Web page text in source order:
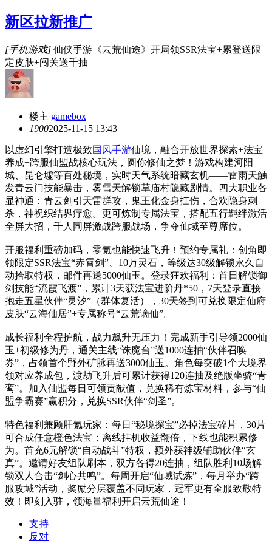
新区拉新推广
[手机游戏] 仙侠手游《云荒仙途》开局领SSR法宝+累登送限
定皮肤+闯关送千抽
楼主 gamebox
19002025-11-15 13:43
以虚幻引擎打造极致国风手游仙境，融合开放世界探索+法宝
养成+跨服仙盟战核心玩法，圆你修仙之梦！游戏构建河阳
城、昆仑墟等百处秘境，实时天气系统暗藏玄机——雷雨天触
发青云门技能暴击，雾雪天解锁草庙村隐藏剧情。四大职业各
显神通：青云剑引天雷群攻，鬼王化金身扛伤，合欢隐身刺
杀，神祝织结界疗愈。更可炼制专属法宝，搭配五行羁绊激活
全屏大招，千人同屏激战跨服战场，争夺仙域至尊席位。
开服福利重磅加码，零氪也能快速飞升！预约专属礼：创角即
领限定SSR法宝“赤霄剑”、10万灵石，等级达30级解锁永久自
动拾取特权，邮件再送5000仙玉。登录狂欢福利：首日解锁御
剑技能“流霞飞渡”，累计3天获法宝进阶丹*50，7天登录直接
抱走五星伙伴“灵汐”（群体复活），30天签到可兑换限定仙府
皮肤“云海仙居”+专属称号“云荒谪仙”。
成长福利全程护航，战力飙升无压力！完成新手引导领2000仙
玉+初级修为丹，通关主线“诛魔台”送1000连抽“伙伴召唤
券”，占领首个野外矿脉再送3000仙玉。角色每突破1个大境界
领对应养成包，渡劫飞升后可累计获得120连抽及绝版坐骑“青
鸾”。加入仙盟每日可领贡献值，兑换稀有炼宝材料，参与“仙
盟争霸赛”赢积分，兑换SSR伙伴“剑圣”。
特色福利兼顾肝氪玩家：每日“秘境探宝”必掉法宝碎片，30片
可合成任意橙色法宝；离线挂机收益翻倍，下线也能积累修
为。首充6元解锁“自动战斗”特权，额外获神级辅助伙伴“玄
真”。邀请好友组队刷本，双方各得20连抽，组队胜利10场解
锁双人合击“剑心共鸣”。每周开启“仙域试炼”，每月举办“跨
服攻城”活动，奖励分层覆盖不同玩家，冠军更有全服致敬特
效！即刻入驻，领海量福利开启云荒仙途！
支持
反对